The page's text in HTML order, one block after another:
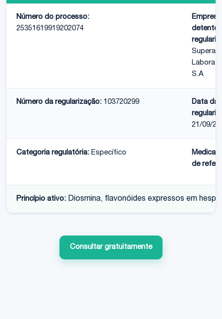
Número do processo:
25351619919202074
Empresa
Supera
S.A
Número da regularização: 103720299
Data da
21/09/
Categoria regulatória: Específico
de
Princípio ativo: Diosmina, flavonóides expressos em
Consultar gratuitamente